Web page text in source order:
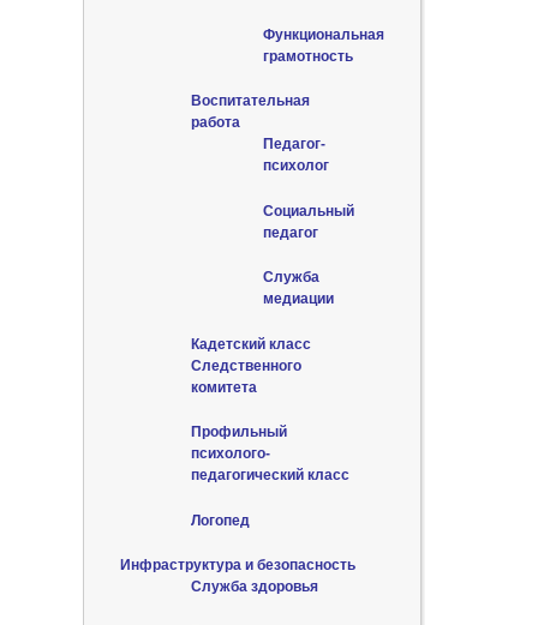
Функциональная
грамотность
Воспитательная
работа
Педагог-
психолог
Социальный
педагог
Служба
медиации
Кадетский класс
Следственного
комитета
Профильный
психолого-
педагогический класс
Логопед
Инфраструктура и безопасность
Служба здоровья